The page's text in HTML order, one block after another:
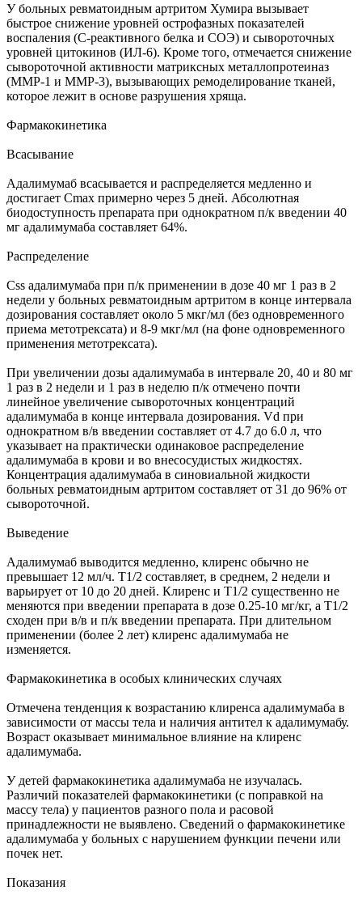
У больных ревматоидным артритом Хумира вызывает
быстрое снижение уровней острофазных показателей
воспаления (С-реактивного белка и СОЭ) и сывороточных
уровней цитокинов (ИЛ-6). Кроме того, отмечается снижение
сывороточной активности матриксных металлопротеиназ
(ММР-1 и ММР-3), вызывающих ремоделирование тканей,
которое лежит в основе разрушения хряща.
Фармакокинетика
Всасывание
Адалимумаб всасывается и распределяется медленно и
достигает Cmax примерно через 5 дней. Абсолютная
биодоступность препарата при однократном п/к введении 40
мг адалимумаба составляет 64%.
Распределение
Css адалимумаба при п/к применении в дозе 40 мг 1 раз в 2
недели у больных ревматоидным артритом в конце интервала
дозирования составляет около 5 мкг/мл (без одновременного
приема метотрексата) и 8-9 мкг/мл (на фоне одновременного
применения метотрексата).
При увеличении дозы адалимумаба в интервале 20, 40 и 80 мг
1 раз в 2 недели и 1 раз в неделю п/к отмечено почти
линейное увеличение сывороточных концентраций
адалимумаба в конце интервала дозирования. Vd при
однократном в/в введении составляет от 4.7 до 6.0 л, что
указывает на практически одинаковое распределение
адалимумаба в крови и во внесосудистых жидкостях.
Концентрация адалимумаба в синовиальной жидкости
больных ревматоидным артритом составляет от 31 до 96% от
сывороточной.
Выведение
Адалимумаб выводится медленно, клиренс обычно не
превышает 12 мл/ч. T1/2 составляет, в среднем, 2 недели и
варьирует от 10 до 20 дней. Клиренс и T1/2 существенно не
меняются при введении препарата в дозе 0.25-10 мг/кг, а T1/2
сходен при в/в и п/к введении препарата. При длительном
применении (более 2 лет) клиренс адалимумаба не
изменяется.
Фармакокинетика в особых клинических случаях
Отмечена тенденция к возрастанию клиренса адалимумаба в
зависимости от массы тела и наличия антител к адалимумабу.
Возраст оказывает минимальное влияние на клиренс
адалимумаба.
У детей фармакокинетика адалимумаба не изучалась.
Различий показателей фармакокинетики (с поправкой на
массу тела) у пациентов разного пола и расовой
принадлежности не выявлено. Сведений о фармакокинетике
адалимумаба у больных с нарушением функции печени или
почек нет.
Показания